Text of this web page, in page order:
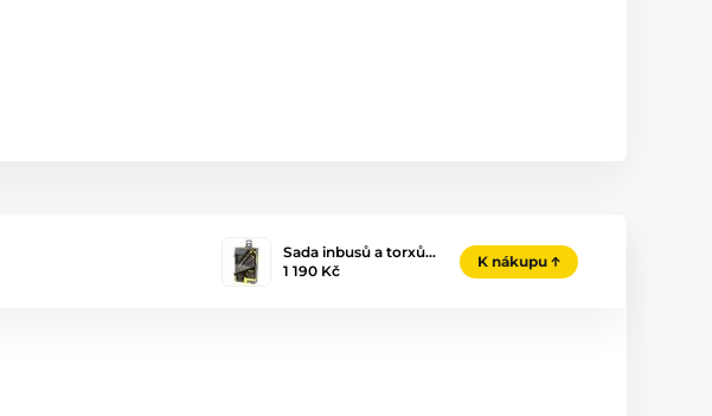
Sada inbusů a torxů…
1 190 Kč
K nákupu